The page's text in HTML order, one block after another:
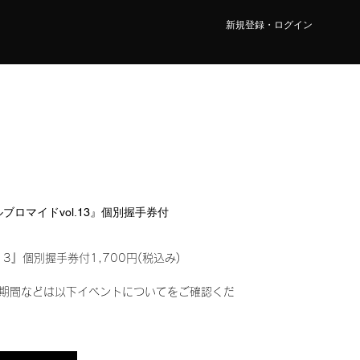
新規登録・ログイン
ロマイドvol.13』個別握手券付
』個別握手券付1,700円(税込み)
間などは以下イベントについてをご確認くだ